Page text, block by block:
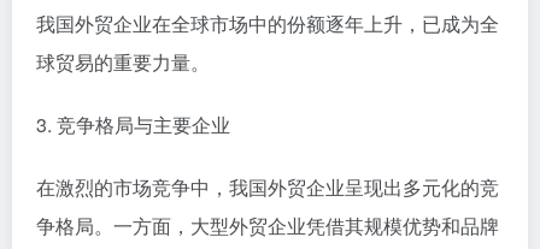
我国外贸企业在全球市场中的份额逐年上升，已成为全
球贸易的重要力量。
3. 竞争格局与主要企业
在激烈的市场竞争中，我国外贸企业呈现出多元化的竞
争格局。一方面，大型外贸企业凭借其规模优势和品牌